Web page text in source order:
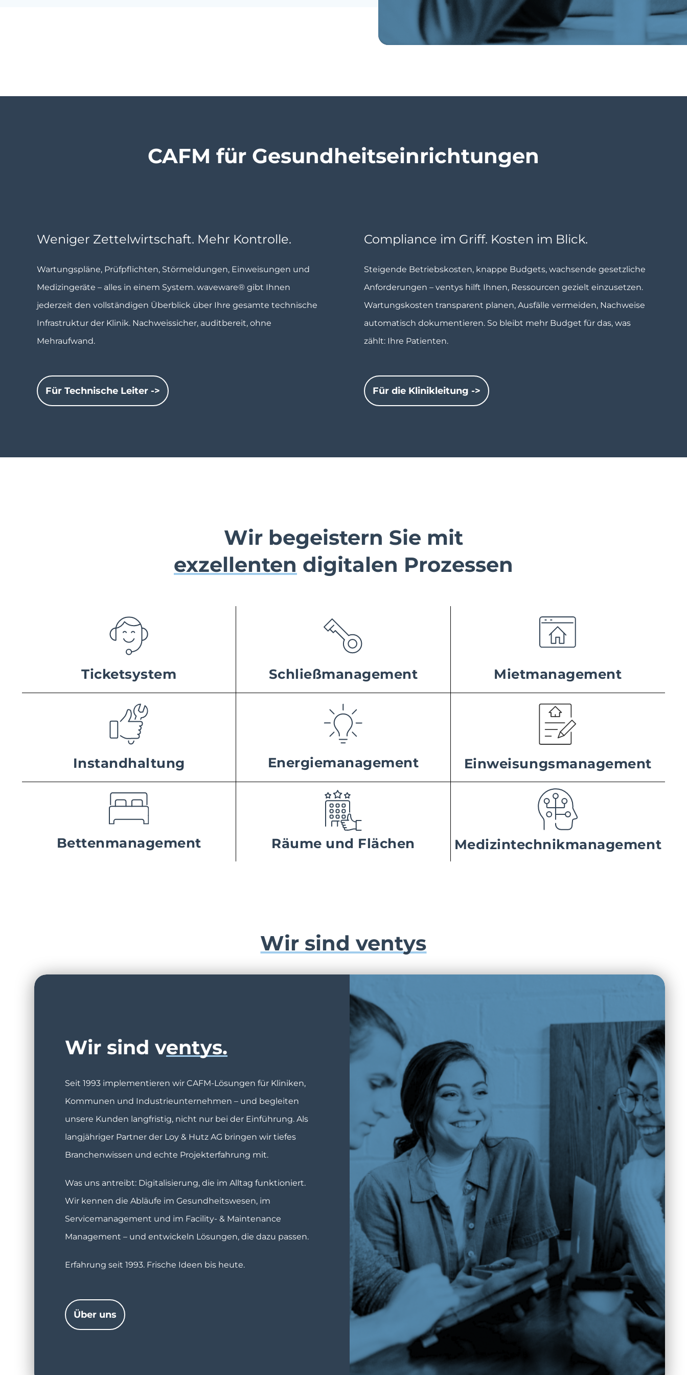
CAFM für Gesundheitseinrichtungen
Weniger Zettelwirtschaft. Mehr Kontrolle.
Wartungspläne, Prüfpflichten, Störmeldungen, Einweisungen und
Medizingeräte – alles in einem System. waveware® gibt Ihnen
jederzeit den vollständigen Überblick über Ihre gesamte technische
Infrastruktur der Klinik. Nachweissicher, auditbereit, ohne
Mehraufwand.
Für Technische Leiter ->
Compliance im Griff. Kosten im Blick.
Steigende Betriebskosten, knappe Budgets, wachsende gesetzliche
Anforderungen – ventys hilft Ihnen, Ressourcen gezielt einzusetzen.
Wartungskosten transparent planen, Ausfälle vermeiden, Nachweise
automatisch dokumentieren. So bleibt mehr Budget für das, was
zählt: Ihre Patienten.
Für die Klinikleitung ->
Wir begeistern Sie mit
exzellenten digitalen Prozessen
Ticketsystem Schließmanagement Mietmanagement
Instandhaltung Energiemanagement Einweisungsmanagement
Bettenmanagement Räume und Flächen Medizintechnikmanagement
Wir sind ventys
Wir sind ventys.
Seit 1993 implementieren wir CAFM-Lösungen für Kliniken,
Kommunen und Industrieunternehmen – und begleiten
unsere Kunden langfristig, nicht nur bei der Einführung. Als
langjähriger Partner der Loy & Hutz AG bringen wir tiefes
Branchenwissen und echte Projekterfahrung mit.
Was uns antreibt: Digitalisierung, die im Alltag funktioniert.
Wir kennen die Abläufe im Gesundheitswesen, im
Servicemanagement und im Facility- & Maintenance
Management – und entwickeln Lösungen, die dazu passen.
Erfahrung seit 1993. Frische Ideen bis heute.
Über uns